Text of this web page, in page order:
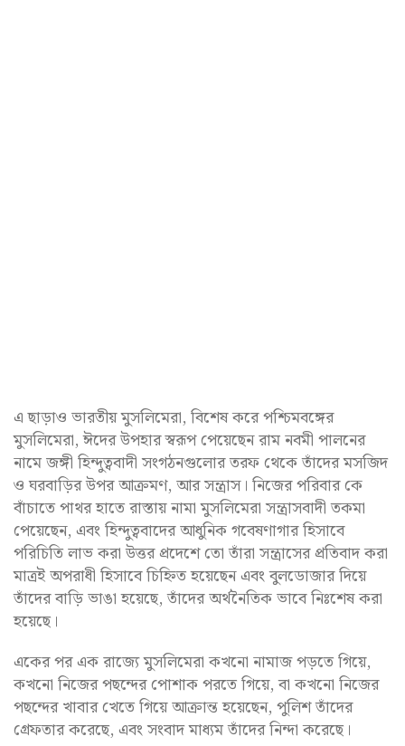
এ ছাড়াও ভারতীয় মুসলিমেরা, বিশেষ করে পশ্চিমবঙ্গের
মুসলিমেরা, ঈদের উপহার স্বরূপ পেয়েছেন রাম নবমী পালনের
নামে জঙ্গী হিন্দুত্ববাদী সংগঠনগুলোর তরফ থেকে তাঁদের মসজিদ
ও ঘরবাড়ির উপর আক্রমণ, আর সন্ত্রাস। নিজের পরিবার কে
বাঁচাতে পাথর হাতে রাস্তায় নামা মুসলিমেরা সন্ত্রাসবাদী তকমা
পেয়েছেন, এবং হিন্দুত্ববাদের আধুনিক গবেষণাগার হিসাবে
পরিচিতি লাভ করা উত্তর প্রদেশে তো তাঁরা সন্ত্রাসের প্রতিবাদ করা
মাত্রই অপরাধী হিসাবে চিহ্নিত হয়েছেন এবং বুলডোজার দিয়ে
তাঁদের বাড়ি ভাঙা হয়েছে, তাঁদের অর্থনৈতিক ভাবে নিঃশেষ করা
হয়েছে।
একের পর এক রাজ্যে মুসলিমেরা কখনো নামাজ পড়তে গিয়ে,
কখনো নিজের পছন্দের পোশাক পরতে গিয়ে, বা কখনো নিজের
পছন্দের খাবার খেতে গিয়ে আক্রান্ত হয়েছেন, পুলিশ তাঁদের
গ্রেফতার করেছে, এবং সংবাদ মাধ্যম তাঁদের নিন্দা করেছে।